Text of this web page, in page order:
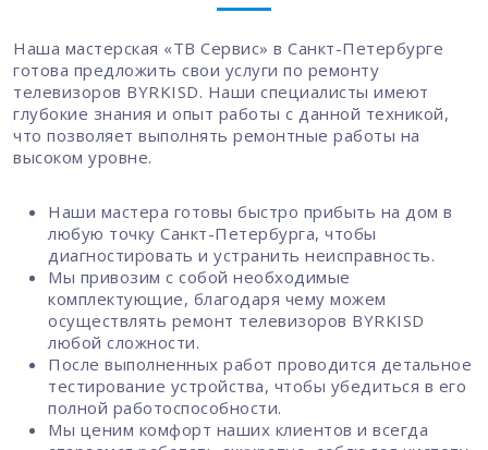
Наша мастерская «ТВ Сервис» в Санкт-Петербурге
готова предложить свои услуги по ремонту
телевизоров BYRKISD. Наши специалисты имеют
глубокие знания и опыт работы с данной техникой,
что позволяет выполнять ремонтные работы на
высоком уровне.
Наши мастера готовы быстро прибыть на дом в
любую точку Санкт-Петербурга, чтобы
диагностировать и устранить неисправность.
Мы привозим с собой необходимые
комплектующие, благодаря чему можем
осуществлять ремонт телевизоров BYRKISD
любой сложности.
После выполненных работ проводится детальное
тестирование устройства, чтобы убедиться в его
полной работоспособности.
Мы ценим комфорт наших клиентов и всегда